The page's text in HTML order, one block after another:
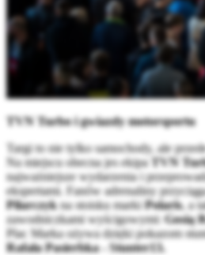
TVN Turbo i gwiazdy motorsportu
Targi to nie tylko samochody, ale
Na miejscu obecna jes ekipa TVN
najważniejsze wydarzenia i
ekspertami. Fanów adrenaliny
Pilarczykna stoisku markiPolaris, a
zawodniczkami wyścigowymi:Gosią
Plac Marka ożywa dzięki pokazom
Rafała Pasierbka - Stunter13.